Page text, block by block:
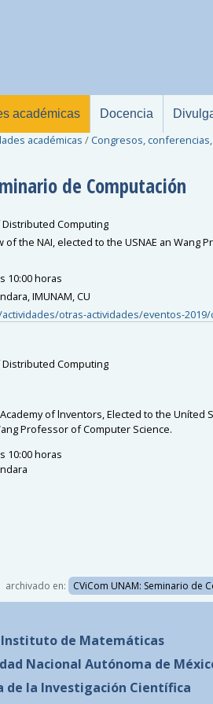
académicas Docencia
académicas / Congresos,
de Computación
Computing
of the NAI, elected to the USNAE an Wang
10:00 horas
IMUNAM, CU
otras-actividades/eventos-2019/
Computing
of lnventors, Elected to the Uníted
Professor of Computer Science.
10:00 horas
archivado en: CViCom UNAM: Seminario de
Instituto de Matemáticas
Nacional Autónoma de
de la Investigación Científica